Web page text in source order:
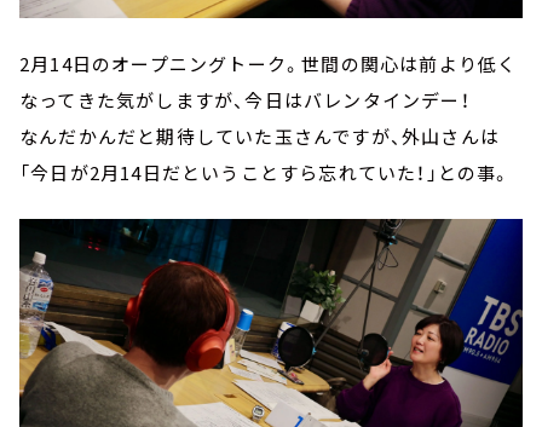
2月14日のオープニングトーク。世間の関心は前より低く
なってきた気がしますが、今日はバレンタインデー！
なんだかんだと期待していた玉さんですが、外山さんは
「今日が2月14日だということすら忘れていた！」との事。